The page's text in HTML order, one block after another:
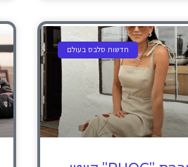
חדשות סלבס בעולם